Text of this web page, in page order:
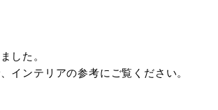
した。
インテリアの参考にご覧ください。